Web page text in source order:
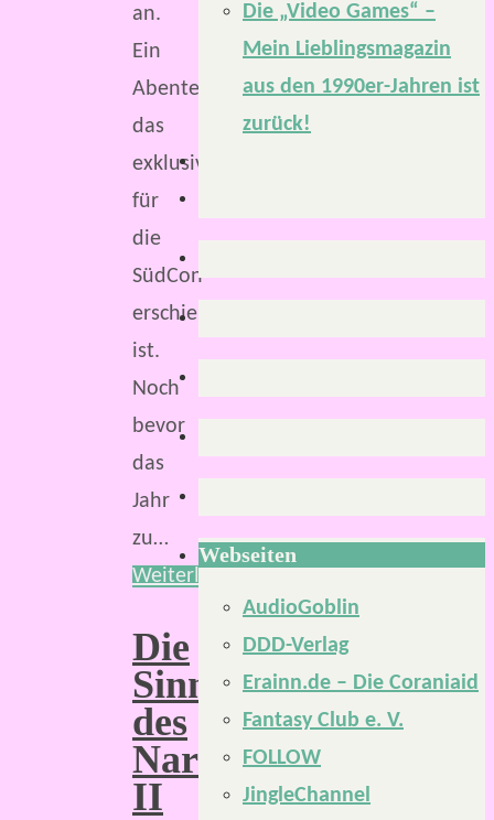
an.
Ein
Abenteuer,
das
exklusiv
für
die
SüdCon
erschienen
ist.
Noch
bevor
das
Jahr
zu…
Weiterlesen
Die
Sinnfonie
des
Narrenkönigs
II
Die „Video Games“ –
Mein Lieblingsmagazin
aus den 1990er-Jahren ist
zurück!
Webseiten
AudioGoblin
DDD-Verlag
Erainn.de – Die Coraniaid
Fantasy Club e. V.
FOLLOW
JingleChannel